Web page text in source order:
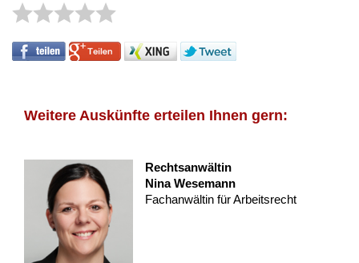
Weitere Auskünfte erteilen Ihnen gern:
Rechtsanwältin
Nina Wesemann
Fachanwältin für Arbeitsrecht